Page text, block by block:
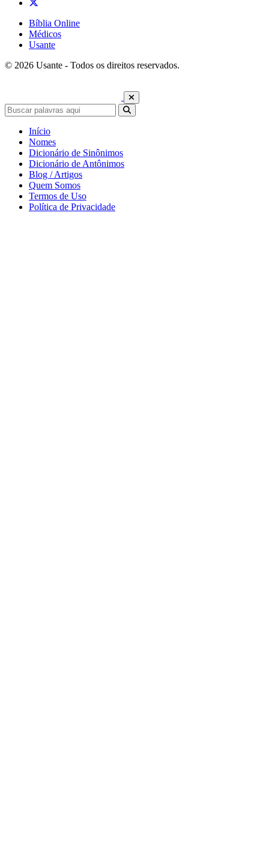
Bíblia Online
Médicos
Usante
© 2026 Usante - Todos os direitos reservados.
Início
Nomes
Dicionário de Sinônimos
Dicionário de Antônimos
Blog / Artigos
Quem Somos
Termos de Uso
Política de Privacidade